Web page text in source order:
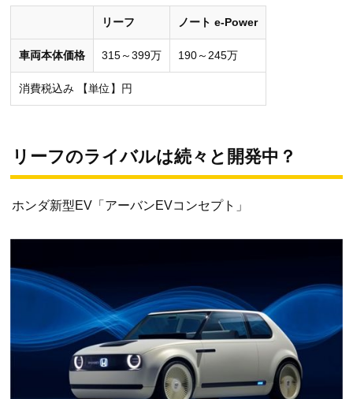
リーフ ノート e-Power
車両本体価格 315～399万 190～245万
消費税込み 【単位】円
リーフのライバルは続々と開発中？
ホンダ新型EV「アーバンEVコンセプト」